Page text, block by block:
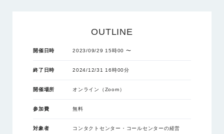
OUTLINE
開催日時 2023/09/29 15時00 〜
終了日時 2024/12/31 16時00分
開催場所 オンライン（Zoom）
参加費 無料
対象者
コンタクトセンター・コールセンターの経営